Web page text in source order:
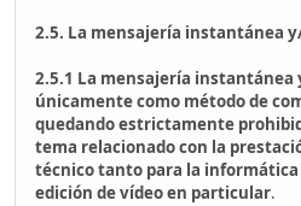
2.5. La mensajería instantánea
2.5.1 La mensajería instantánea
únicamente como método de
quedando estrictamente
tema relacionado con la
técnico tanto para la informática
edición de vídeo en particular.